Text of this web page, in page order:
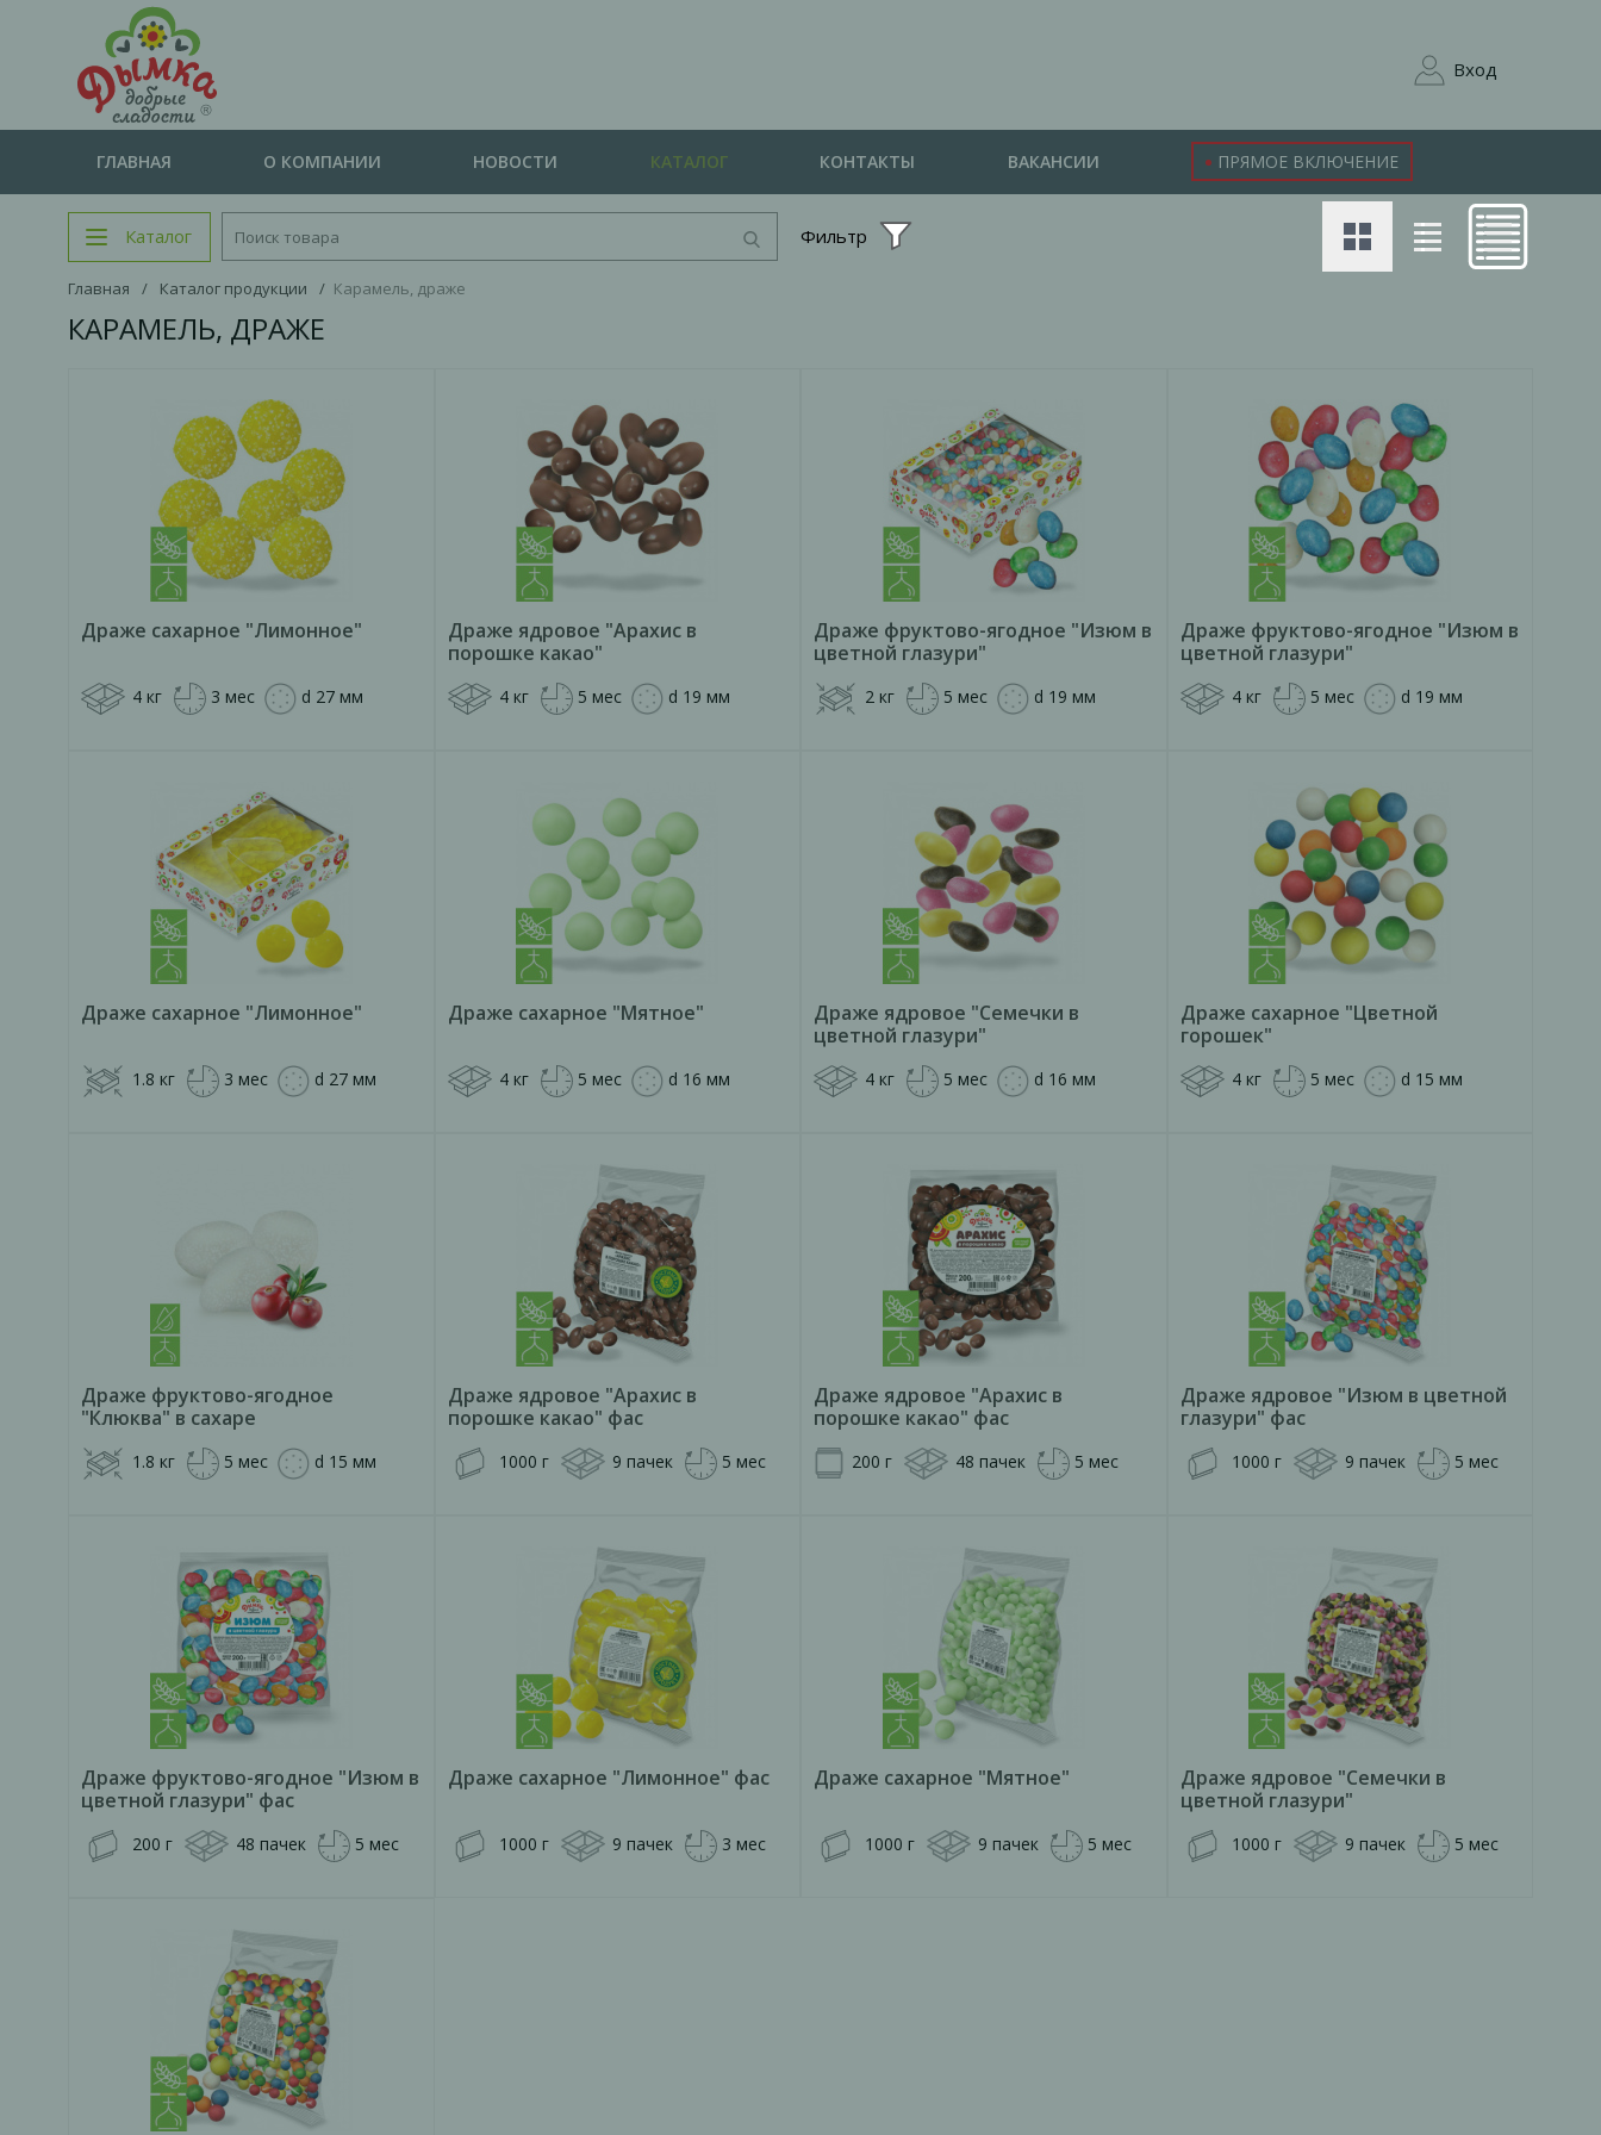
Вход
ГЛАВНАЯ О КОМПАНИИ НОВОСТИ КАТАЛОГ КОНТАКТЫ ВАКАНСИИ ПРЯМОЕ ВКЛЮЧЕНИЕ
Каталог
Главная / Каталог продукции / Карамель, драже
КАРАМЕЛЬ, ДРАЖЕ
Фильтр
Драже сахарное "Лимонное"
4 кг 3 мес d 27 мм
Драже ядровое "Арахис в
порошке какао"
4 кг 5 мес d 19 мм
Драже фруктово-ягодное "Изюм в
цветной глазури"
2 кг 5 мес d 19 мм
Драже фруктово-ягодное "Изюм в
цветной глазури"
4 кг 5 мес d 19 мм
Драже сахарное "Лимонное"
1.8 кг 3 мес d 27 мм
Драже сахарное "Мятное"
4 кг 5 мес d 16 мм
Драже ядровое "Семечки в
цветной глазури"
4 кг 5 мес d 16 мм
Драже сахарное "Цветной
горошек"
4 кг 5 мес d 15 мм
Драже фруктово-ягодное
"Клюква" в сахаре
1.8 кг 5 мес d 15 мм
Драже ядровое "Арахис в
порошке какао" фас
1000 г 9 пачек 5 мес
Драже ядровое "Арахис в
порошке какао" фас
200 г 48 пачек 5 мес
Драже ядровое "Изюм в цветной
глазури" фас
1000 г 9 пачек 5 мес
Драже фруктово-ягодное "Изюм в
цветной глазури" фас
200 г 48 пачек 5 мес
Драже сахарное "Лимонное" фас
1000 г 9 пачек 3 мес
Драже сахарное "Мятное"
1000 г 9 пачек 5 мес
Драже ядровое "Семечки в
цветной глазури"
1000 г 9 пачек 5 мес